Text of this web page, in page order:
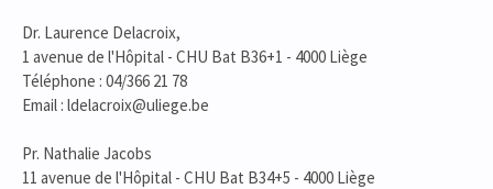
Dr. Laurence Delacroix,
1 avenue de l'Hôpital - CHU Bat B36+1 - 4000 Liège
Téléphone : 04/366 21 78
Email : ldelacroix@uliege.be
Pr. Nathalie Jacobs
11 avenue de l'Hôpital - CHU Bat B34+5 - 4000 Liège